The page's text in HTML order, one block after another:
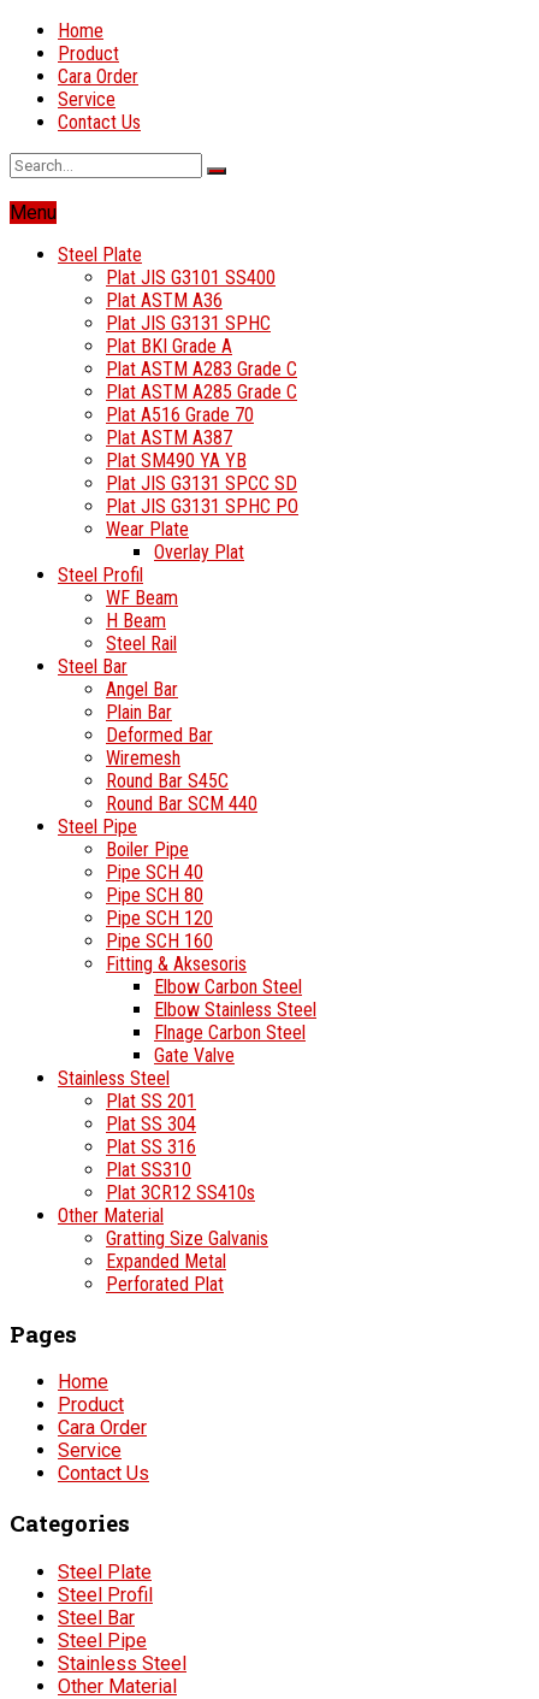
Home
Product
Cara Order
Service
Contact Us
Menu
Steel Plate
Plat JIS G3101 SS400
Plat ASTM A36
Plat JIS G3131 SPHC
Plat BKI Grade A
Plat ASTM A283 Grade C
Plat ASTM A285 Grade C
Plat A516 Grade 70
Plat ASTM A387
Plat SM490 YA YB
Plat JIS G3131 SPCC SD
Plat JIS G3131 SPHC PO
Wear Plate
Overlay Plat
Steel Profil
WF Beam
H Beam
Steel Rail
Steel Bar
Angel Bar
Plain Bar
Deformed Bar
Wiremesh
Round Bar S45C
Round Bar SCM 440
Steel Pipe
Boiler Pipe
Pipe SCH 40
Pipe SCH 80
Pipe SCH 120
Pipe SCH 160
Fitting & Aksesoris
Elbow Carbon Steel
Elbow Stainless Steel
Flnage Carbon Steel
Gate Valve
Stainless Steel
Plat SS 201
Plat SS 304
Plat SS 316
Plat SS310
Plat 3CR12 SS410s
Other Material
Gratting Size Galvanis
Expanded Metal
Perforated Plat
Pages
Home
Product
Cara Order
Service
Contact Us
Categories
Steel Plate
Steel Profil
Steel Bar
Steel Pipe
Stainless Steel
Other Material